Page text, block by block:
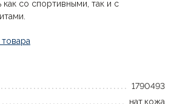
со спортивными, так и с
1790493
нат.кожа